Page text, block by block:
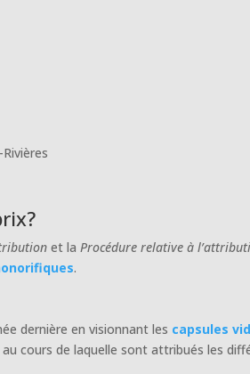
et la Procédure relative à
.
dernière en visionnant les capsules
cours de laquelle sont attribués les